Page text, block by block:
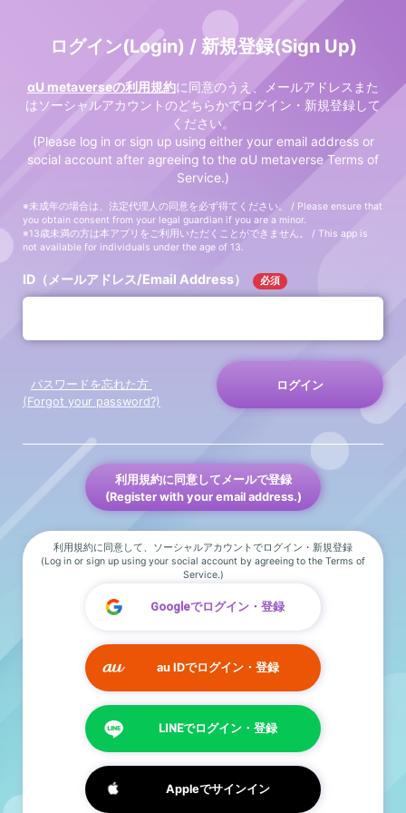
ログイン(Login) / 新規登録(Sign Up)
αU metaverseの利用規約に同意のうえ、メールアドレスまた
はソーシャルアカウントのどちらかでログイン・新規登録して
ください。
(Please log in or sign up using either your email address or
social account after agreeing to the αU metaverse Terms of
Service.)
※未成年の場合は、法定代理人の同意を必ず得てください。 / Please ensure that
you obtain consent from your legal guardian if you are a minor.
※13歳未満の方は本アプリをご利用いただくことができません。 / This app is
not available for individuals under the age of 13.
ID（メールアドレス/Email Address） 必須
ログイン
パスワードを忘れた方
(Forgot your password?)
利用規約に同意してメールで登録
(Register with your email address.)
利用規約に同意して、ソーシャルアカウントでログイン・新規登録
(Log in or sign up using your social account by agreeing to the Terms of
Service.)
Googleでログイン・登録
au IDでログイン・登録
LINEでログイン・登録
Appleでサインイン